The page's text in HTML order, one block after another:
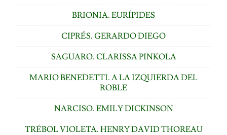
BRIONIA. EURÍPIDES
CIPRÉS. GERARDO DIEGO
SAGUARO. CLARISSA PINKOLA
MARIO BENEDETTI. A LA IZQUIERDA DEL
ROBLE
NARCISO. EMILY DICKINSON
TRÉBOL VIOLETA. HENRY DAVID THOREAU